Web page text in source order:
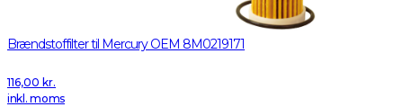
Brændstoffilter til Mercury OEM 8M0219171
116,00 kr.
inkl. moms